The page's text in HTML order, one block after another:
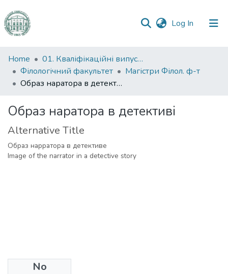
Log In (current)
Communities
&
Collections
Statistics
Home
01. Кваліфікаційні випускні роботи здобувачів вищої освіти
Філологічний факультет
Магістри Філол. ф-т
Образ наратора в детективі
Образ наратора в детективі
Alternative Title
Образ нарратора в детективе
Image of the narrator in a detective story
No